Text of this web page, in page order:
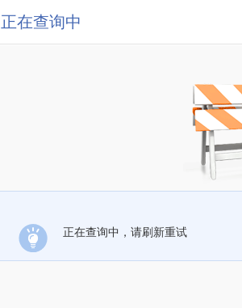
正在查询中
正在查询中，请刷新重试